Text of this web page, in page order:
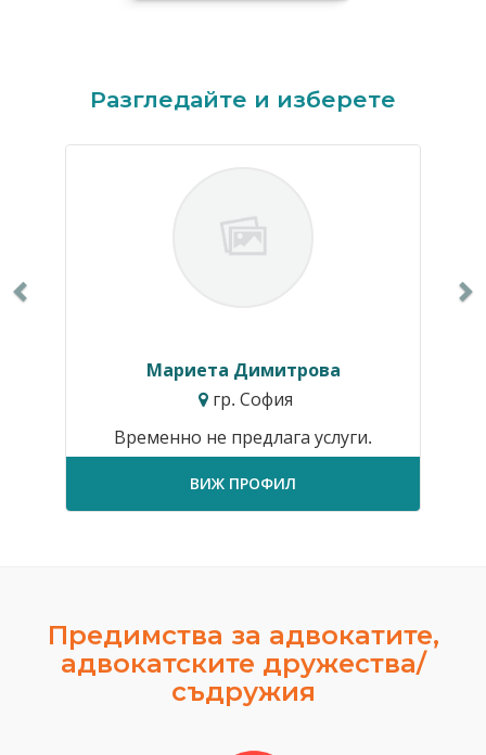
Разгледайте и изберете
Мариета Димитрова
гр. София
Временно не предлага услуги.
ВИЖ ПРОФИЛ
Предимства за адвокатите,
адвокатските дружества/
съдружия